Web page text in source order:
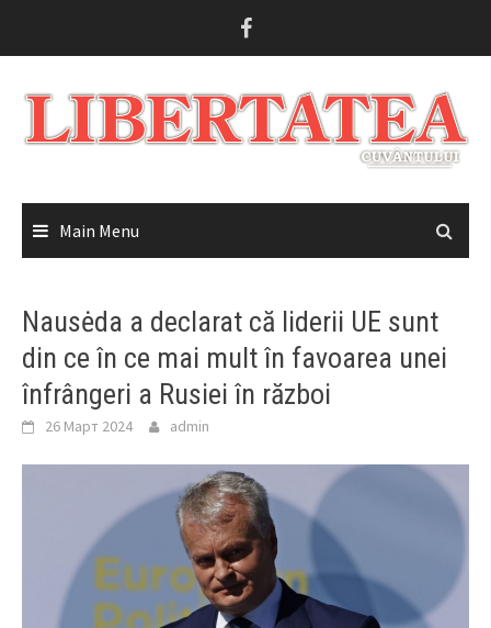
Main Menu
Nausėda a declarat că liderii UE sunt
din ce în ce mai mult în favoarea unei
înfrângeri a Rusiei în război
26 Март 2024 admin